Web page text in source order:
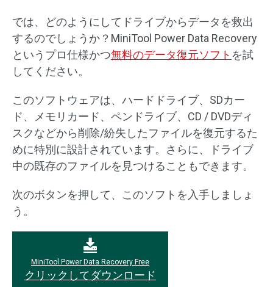
では、どのようにしてドライブからデータを救出
するのでしょうか？MiniTool Power Data Recovery
というプロ仕様かつ無料のデータ復元ソフト を試
してください。
このソフトウェアは、ハードドライブ、SDカー
ド、メモリカード、ペンドライブ、CD / DVDディ
スクなどから削除/紛失したファイルを復元するた
めに特別に設計されています。さらに、ドライブ
中の既存のファイルを見つけることもできます。
次のボタンを押して、このソフトを入手しましょ
う。
MiniTool Power Data Recovery Free
クリックしてダウンロード